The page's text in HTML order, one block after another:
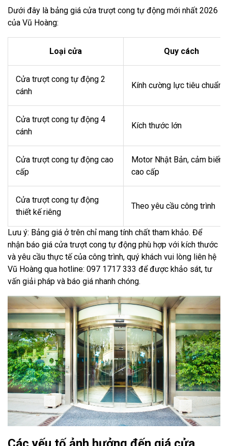
Dưới đây là bảng giá cửa trượt cong tự động mới nhất 2026
của Vũ Hoàng:
Loại cửa Quy cách
Cửa trượt cong tự động 2
cánh
Kính cường lực tiêu chuẩn
Cửa trượt cong tự động 4
cánh
Kích thước lớn
Cửa trượt cong tự động cao
cấp
Motor Nhật Bản, cảm biến
cao cấp
Cửa trượt cong tự động
thiết kế riêng
Theo yêu cầu công trình
Lưu ý: Bảng giá ở trên chỉ mang tính chất tham khảo. Để
nhận báo giá cửa trượt cong tự động phù hợp với kích thước
và yêu cầu thực tế của công trình, quý khách vui lòng liên hệ
Vũ Hoàng qua hotline: 097 1717 333 để được khảo sát, tư
vấn giải pháp và báo giá nhanh chóng.